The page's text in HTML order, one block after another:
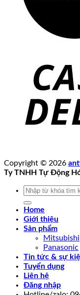
Copyright © 2026
Ty TNHH Tự Động
Tìm
Home
Giới thiệu
Sản phẩm
Mitsubishi
Panasonic
Tin tức & sự
Tuyển dụng
Liên hệ
Đăng nhập